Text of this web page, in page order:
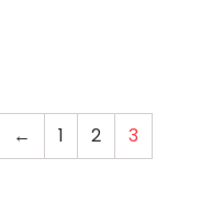
← 1 2 3